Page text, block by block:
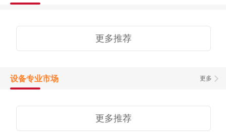
更多推荐
更多
设备专业市场
更多推荐